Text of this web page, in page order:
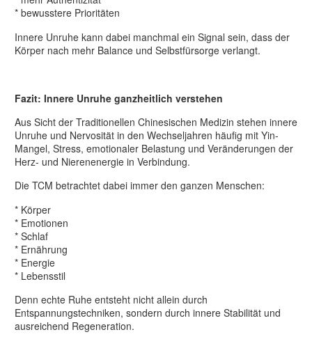
* bewusstere Prioritäten
Innere Unruhe kann dabei manchmal ein Signal sein, dass der
Körper nach mehr Balance und Selbstfürsorge verlangt.
Fazit: Innere Unruhe ganzheitlich verstehen
Aus Sicht der Traditionellen Chinesischen Medizin stehen innere
Unruhe und Nervosität in den Wechseljahren häufig mit Yin-
Mangel, Stress, emotionaler Belastung und Veränderungen der
Herz- und Nierenenergie in Verbindung.
Die TCM betrachtet dabei immer den ganzen Menschen:
* Körper
* Emotionen
* Schlaf
* Ernährung
* Energie
* Lebensstil
Denn echte Ruhe entsteht nicht allein durch
Entspannungstechniken, sondern durch innere Stabilität und
ausreichend Regeneration.